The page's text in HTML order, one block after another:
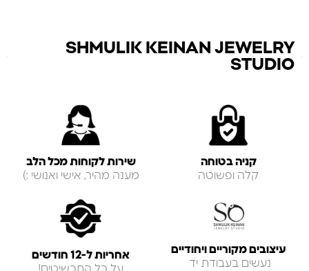
SHMULIK KEINAN JEWELRY
STUDIO
קניה בטוחה
קלה ופשוטה
שירות לקוחות מכל הלב
מענה מהיר, אישי ואנושי :)
עיצובים מקוריים ויחודיים
נעשים בעבודת יד
אחריות ל-12 חודשים